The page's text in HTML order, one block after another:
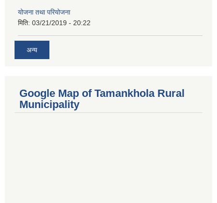
योजना तथा परियोजना
मिति: 03/21/2019 - 20:22
अन्य
Google Map of Tamankhola Rural
Municipality